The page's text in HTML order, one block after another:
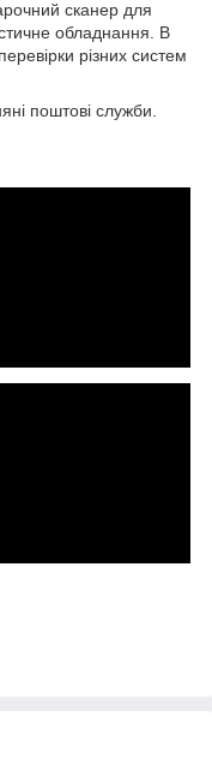
сканер для
обладнання. В
різних систем
поштові служби.